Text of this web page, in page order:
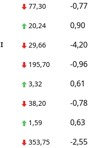
77,30 -0,77
20,24 0,90
29,66 -4,20
195,70 -0,96
3,32 0,61
38,20 -0,78
1,59 0,63
353,75 -2,55